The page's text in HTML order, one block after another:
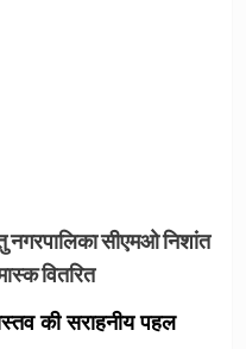
नगरपालिका सीएमओ निशांत
वितरित
की सराहनीय पहल